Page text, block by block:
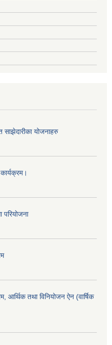
योजनाहरु
तथा विनियोजन ऐन (वार्षिक